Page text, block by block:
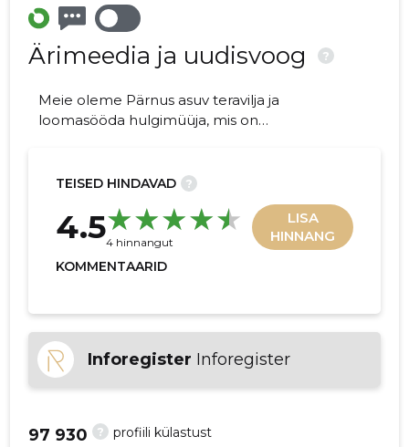
Ärimeedia ja uudisvoog ?
Meie oleme Pärnus asuv teravilja ja
loomasööda hulgimüüja, mis on
TEISED HINDAVAD ?
4.54 hinnangut
LISA
HINNANG
KOMMENTAARID
Inforegister Inforegister
? profiili külastust
97 930